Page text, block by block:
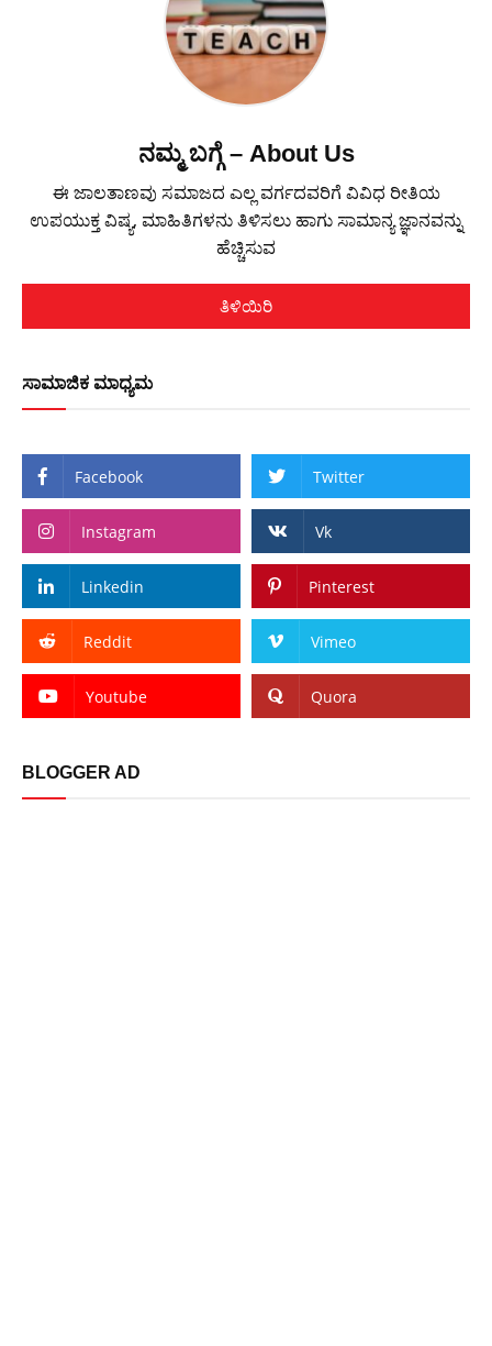
ನಮ್ಮ ಬಗ್ಗೆ – About Us
ಈ ಜಾಲತಾಣವು ಸಮಾಜದ ಎಲ್ಲ ವರ್ಗದವರಿಗೆ ವಿವಿಧ ರೀತಿಯ
ಉಪಯುಕ್ತ ವಿಷ್ಯ, ಮಾಹಿತಿಗಳನು ತಿಳಿಸಲು ಹಾಗು ಸಾಮಾನ್ಯ ಜ್ಞಾನವನ್ನು
ಹೆಚ್ಚಿಸುವ
ತಿಳಿಯಿರಿ
ಸಾಮಾಜಿಕ ಮಾಧ್ಯಮ
Facebook Twitter
Instagram Vk
Linkedin Pinterest
Reddit Vimeo
Youtube Quora
BLOGGER AD